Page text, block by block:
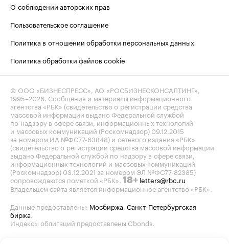
О соблюдении авторских прав
Пользовательское соглашение
Политика в отношении обработки персональных данных
Политика обработки файлов cookie
© ООО «БИЗНЕСПРЕСС», АО «РОСБИЗНЕСКОНСАЛТИНГ»,
1995–2026 . Сообщения и материалы информационного
агентства «РБК» (свидетельство о регистрации средства
массовой информации выдано Федеральной службой
по надзору в сфере связи, информационных технологий
и массовых коммуникаций (Роскомнадзор) 09.12.2015
за номером ИА №ФС77-63848) и сетевого издания «РБК»
(свидетельство о регистрации средства массовой информации
выдано Федеральной службой по надзору в сфере связи,
информационных технологий и массовых коммуникаций
(Роскомнадзор) 03.12.2021 за номером ЭЛ №ФС77-82385)
сопровождаются пометкой «РБК». 18+ letters@rbc.ru
Владельцем сайта является информационное агентство «РБК».
Данные предоставлены: Мосбиржа Санкт-Петербургская
биржа
Индексы облигаций предоставлены Cbonds.